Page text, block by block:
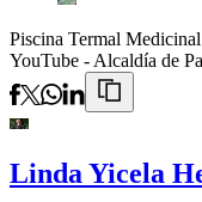
Piscina Termal
YouTube - Alcaldía de
Linda Yicela